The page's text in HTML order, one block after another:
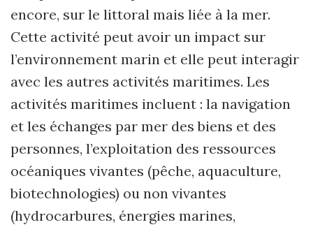
encore, sur le littoral mais liée à la mer.
Cette activité peut avoir un impact sur
l’environnement marin et elle peut interagir
avec les autres activités maritimes. Les
activités maritimes incluent : la navigation
et les échanges par mer des biens et des
personnes, l’exploitation des ressources
océaniques vivantes (pêche, aquaculture,
biotechnologies) ou non vivantes
(hydrocarbures, énergies marines,